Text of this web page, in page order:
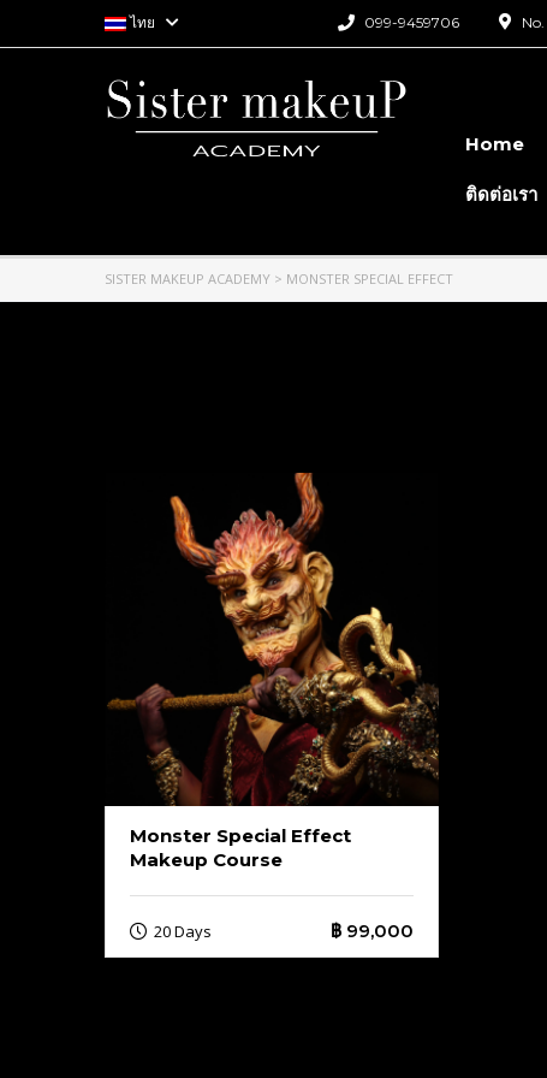
ไทย 099-9459706
Home
ติดต่อเรา
SISTER MAKEUP ACADEMY > MONSTER SPECIAL EFFECT
Monster Special Effect
Makeup Course
20 Days ฿ 99,000